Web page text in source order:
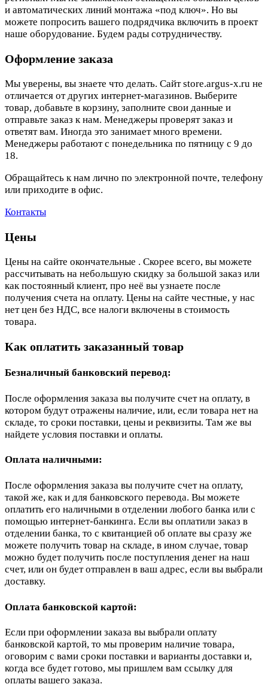
и автоматических линий монтажа «под ключ». Но вы
можете попросить вашего подрядчика включить в проект
наше оборудование. Будем рады сотрудничеству.
Оформление заказа
Мы уверены, вы знаете что делать. Сайт store.argus-x.ru не
отличается от других интернет-магазинов. Выберите
товар, добавьте в корзину, заполните свои данные и
отправьте заказ к нам. Менеджеры проверят заказ и
ответят вам. Иногда это занимает много времени.
Менеджеры работают с понедельника по пятницу с 9 до
18.
Обращайтесь к нам лично по электронной почте, телефону
или приходите в офис.
Контакты
Цены
Цены на сайте окончательные . Скорее всего, вы можете
рассчитывать на небольшую скидку за большой заказ или
как постоянный клиент, про неё вы узнаете после
получения счета на оплату. Цены на сайте честные, у нас
нет цен без НДС, все налоги включены в стоимость
товара.
Как оплатить заказанный товар
Безналичный банковский перевод:
После оформления заказа вы получите счет на оплату, в
котором будут отражены наличие, или, если товара нет на
складе, то сроки поставки, цены и реквизиты. Там же вы
найдете условия поставки и оплаты.
Оплата наличными:
После оформления заказа вы получите счет на оплату,
такой же, как и для банковского перевода. Вы можете
оплатить его наличными в отделении любого банка или с
помощью интернет-банкинга. Если вы оплатили заказ в
отделении банка, то с квитанцией об оплате вы сразу же
можете получить товар на складе, в ином случае, товар
можно будет получить после поступления денег на наш
счет, или он будет отправлен в ваш адрес, если вы выбрали
доставку.
Оплата банковской картой:
Если при оформлении заказа вы выбрали оплату
банковской картой, то мы проверим наличие товара,
оговорим с вами сроки поставки и варианты доставки и,
когда все будет готово, мы пришлем вам ссылку для
оплаты вашего заказа.